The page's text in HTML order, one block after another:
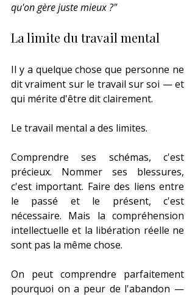
qu'on gère juste mieux ?"
La limite du travail mental
Il y a quelque chose que personne ne
dit vraiment sur le travail sur soi — et
qui mérite d'être dit clairement.
Le travail mental a des limites.
Comprendre ses schémas, c'est
précieux. Nommer ses blessures,
c'est important. Faire des liens entre
le passé et le présent, c'est
nécessaire. Mais la compréhension
intellectuelle et la libération réelle ne
sont pas la même chose.
On peut comprendre parfaitement
pourquoi on a peur de l'abandon —